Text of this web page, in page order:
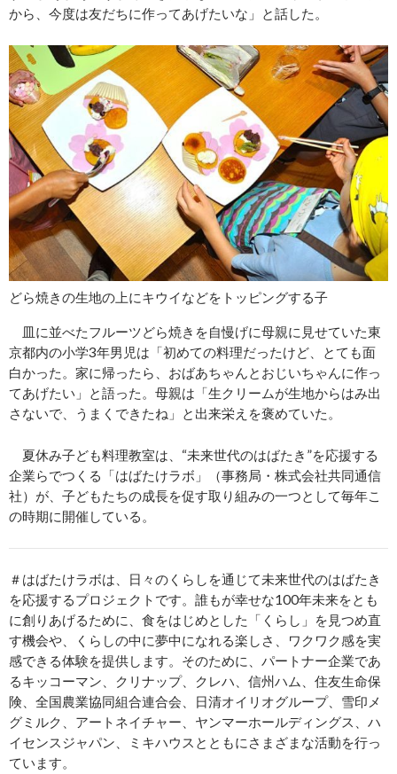
から、今度は友だちに作ってあげたいな」と話した。
どら焼きの生地の上にキウイなどをトッピングする子
皿に並べたフルーツどら焼きを自慢げに母親に見せていた東
京都内の小学3年男児は「初めての料理だったけど、とても面
白かった。家に帰ったら、おばあちゃんとおじいちゃんに作っ
てあげたい」と語った。母親は「生クリームが生地からはみ出
さないで、うまくできたね」と出来栄えを褒めていた。
夏休み子ども料理教室は、“未来世代のはばたき”を応援する
企業らでつくる「はばたけラボ」（事務局・株式会社共同通信
社）が、子どもたちの成長を促す取り組みの一つとして毎年こ
の時期に開催している。
＃はばたけラボは、日々のくらしを通じて未来世代のはばたき
を応援するプロジェクトです。誰もが幸せな100年未来をとも
に創りあげるために、食をはじめとした「くらし」を見つめ直
す機会や、くらしの中に夢中になれる楽しさ、ワクワク感を実
感できる体験を提供します。そのために、パートナー企業であ
るキッコーマン、クリナップ、クレハ、信州ハム、住友生命保
険、全国農業協同組合連合会、日清オイリオグループ、雪印メ
グミルク、アートネイチャー、ヤンマーホールディングス、ハ
イセンスジャパン、ミキハウスとともにさまざまな活動を行っ
ています。